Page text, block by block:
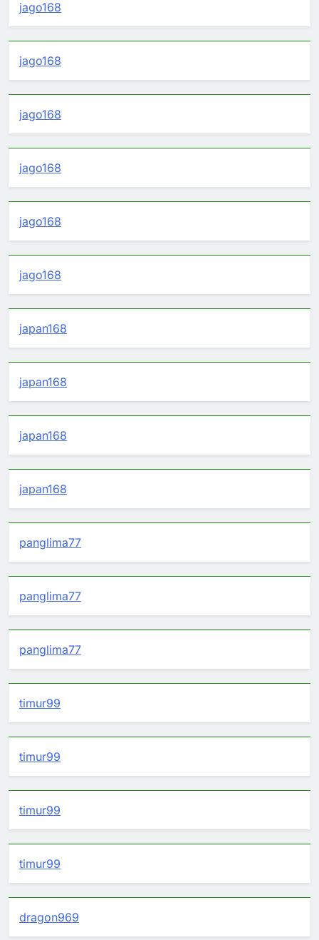
jago168
jago168
jago168
jago168
jago168
jago168
japan168
japan168
japan168
japan168
panglima77
panglima77
panglima77
timur99
timur99
timur99
timur99
dragon969